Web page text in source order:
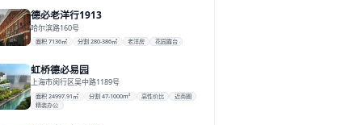
德必老洋行1913
哈尔滨路160号
面积 7136㎡ 分割 280-386㎡ 老洋房 花园露台
虹桥德必易园
上海市闵行区吴中路1189号
面积 24997.91㎡ 分割 47-1000m² 高性价比
近商圈
精装办公